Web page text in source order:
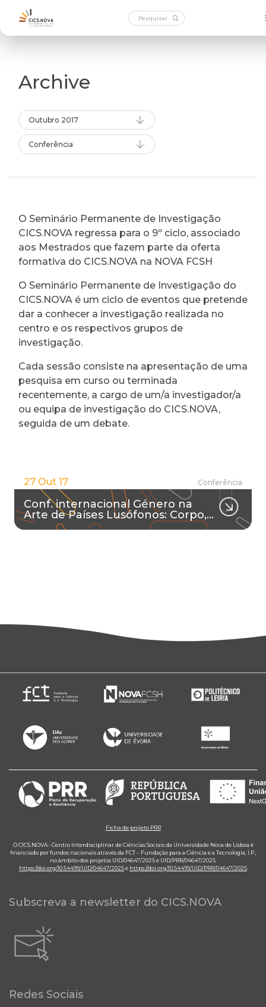
Archive
Outubro 2017
Conferência
O Seminário Permanente de Investigação
CICS.NOVA regressa para o 9º ciclo, associado
aos Mestrados que fazem parte da oferta
formativa do CICS.NOVA na NOVA FCSH
O Seminário Permanente de Investigação do
CICS.NOVA é um ciclo de eventos que pretende
dar a conhecer a investigação realizada no
centro e os respectivos grupos de
investigação.
Cada sessão consiste na apresentação de uma
pesquisa em curso ou terminada
recentemente, a cargo de um/a investigador/a
ou equipa de investigação do CICS.NOVA,
seguida de um debate.
27 Out 17 Conferência
Conf. internacional Género na
Arte de Países Lusófonos: Corpo,…
Ficha de projeto PRR
O CICS.NOVA - Centro Interdisciplinar de Ciências Sociais da Universidade Nova de Lisboa é
financiado por fundos nacionais através da FCT – Fundação para a Ciência e a Tecnologia, I.P.,
no âmbito dos projetos UID/04647/2025 e UID/PRR/04647/2025.
https://doi.org/10.54499/UID/04647/2025e https://doi.org/10.54499/UID/PRR/04647/2025
Subscreva a newsletter do CICS.NOVA
Redes Sociais